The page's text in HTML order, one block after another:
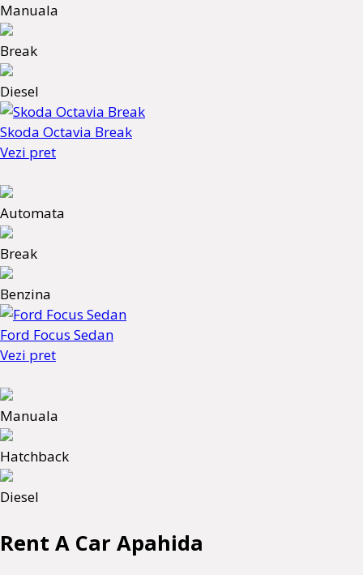
Manuala
Break
Diesel
Skoda Octavia Break
Vezi pret
Automata
Break
Benzina
Ford Focus Sedan
Vezi pret
Manuala
Hatchback
Diesel
Rent A Car Apahida